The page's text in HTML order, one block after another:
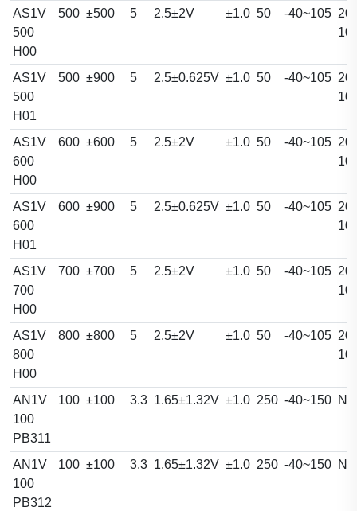
AS1V
500
H00
500 ±500 5 2.5±2V ±1.0 50 -40~105
AS1V
500
H01
500 ±900 5 2.5±0.625V ±1.0 50 -40~105
AS1V
600
H00
600 ±600 5 2.5±2V ±1.0 50 -40~105
AS1V
600
H01
600 ±900 5 2.5±0.625V ±1.0 50 -40~105
AS1V
700
H00
700 ±700 5 2.5±2V ±1.0 50 -40~105
AS1V
800
H00
800 ±800 5 2.5±2V ±1.0 50 -40~105
AN1V
100
PB311
100 ±100 3.3 1.65±1.32V ±1.0 250 -40~150 NA
AN1V
100
PB312
100 ±100 3.3 1.65±1.32V ±1.0 250 -40~150 NA